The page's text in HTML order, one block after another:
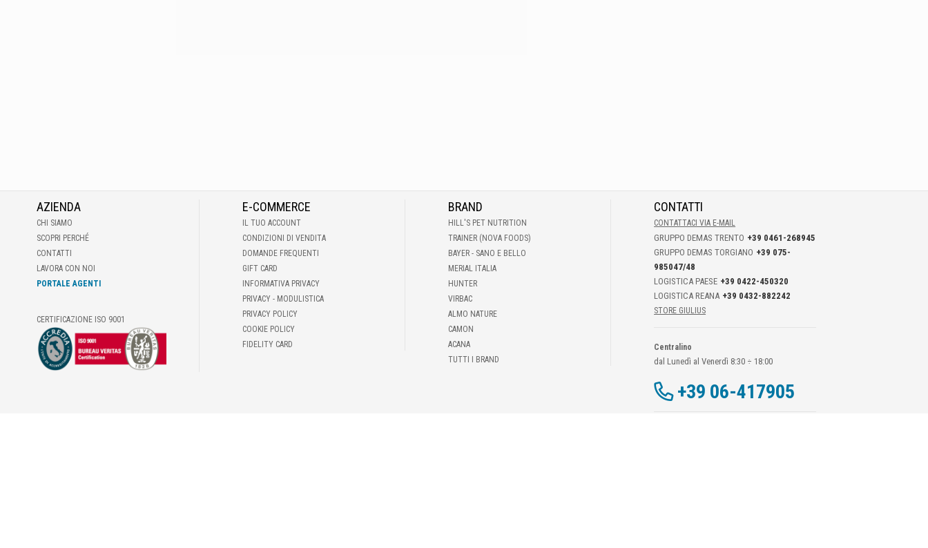
AZIENDA
CHI SIAMO
SCOPRI PERCHÉ
CONTATTI
LAVORA CON NOI
PORTALE AGENTI
CERTIFICAZIONE ISO 9001
E-COMMERCE
IL TUO ACCOUNT
CONDIZIONI DI VENDITA
DOMANDE FREQUENTI
GIFT CARD
INFORMATIVA PRIVACY
PRIVACY - MODULISTICA
PRIVACY POLICY
COOKIE POLICY
FIDELITY CARD
BRAND
HILL'S PET NUTRITION
TRAINER (NOVA FOODS)
BAYER - SANO E BELLO
MERIAL ITALIA
HUNTER
VIRBAC
ALMO NATURE
CAMON
ACANA
TUTTI I BRAND
CONTATTI
CONTATTACI VIA E-MAIL
GRUPPO DEMAS TRENTO +39 0461-268945
GRUPPO DEMAS TORGIANO +39 075-
985047/48
LOGISTICA PAESE +39 0422-450320
LOGISTICA REANA +39 0432-882242
STORE GIULIUS
Centralino
dal Lunedì al Venerdì 8:30 ÷ 18:00
+39 06-417905